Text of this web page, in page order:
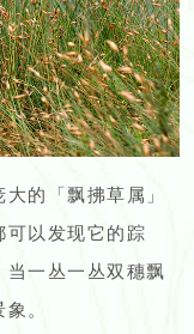
的「飘拂草属」
可以发现它的踪
一丛一丛双穗飘
。